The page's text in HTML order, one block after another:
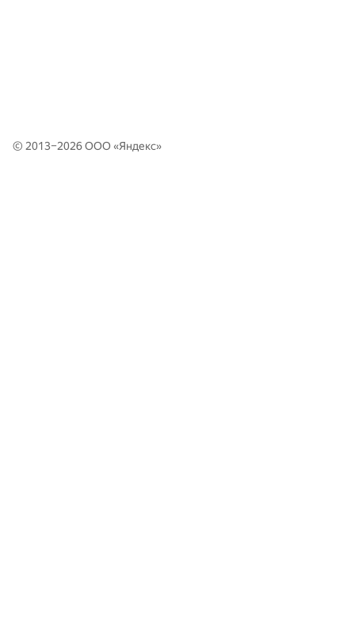
© 2013–2026 ООО «Яндекс»